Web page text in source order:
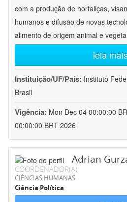
com a produção de hortaliças,
humanos e difusão de novas
alimento de origem animal e
leia mais
Instituição/UF/País: Instituto
Brasil
Vigência: Mon Dec 04 00:00:00
00:00:00 BRT 2026
Adrian
COORDENADOR(A)
CIÊNCIAS HUMANAS
Ciência Política